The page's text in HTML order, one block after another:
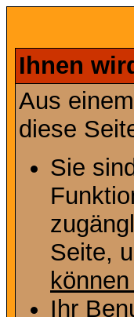
Ihnen
Aus
diese
Sie
Seite,
Ihr